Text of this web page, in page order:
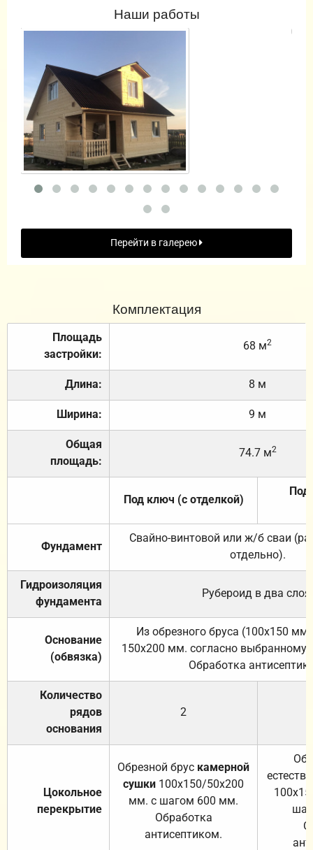
Наши работы
Перейти в галерею
Комплектация
Площадь
застройки:
68 м2
Длина: 8 м
Ширина: 9 м
Общая
площадь:
74.7 м2
Под ключ (с отделкой)
Под
Фундамент
Свайно-винтовой или ж/б сваи
отдельно).
Гидроизоляция
фундамента
Рубероид в два слоя.
Основание
(обвязка)
Из обрезного бруса (100х150
150х200 мм. согласно выбранному
Обработка
Количество
рядов
основания
2
Цокольное
перекрытие
Обрезной брус камерной
сушки 100х150/50х200
мм. с шагом 600 мм.
Обработка
антисептиком.